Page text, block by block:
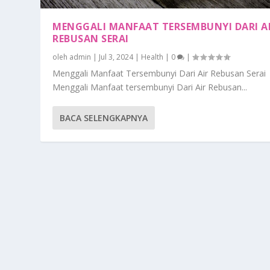
MENGGALI MANFAAT TERSEMBUNYI DARI
REBUSAN SERAI
oleh admin | Jul 3, 2024| Health | 0 |
Menggali Manfaat Tersembunyi Dari Air Rebusan Serai
Menggali Manfaat tersembunyi Dari Air Rebusan...
BACA SELENGKAPNYA